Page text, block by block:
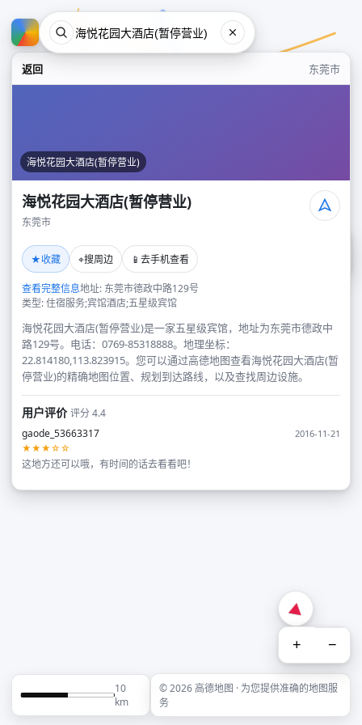
返回 东莞市
海悦花园大酒店(暂停营业)
海悦花园大酒店(暂停营业)
东莞市
★收藏 ⌖搜周边 📱 去手机查看
查看完整信息地址: 东莞市德政中路129号
类型: 住宿服务;宾馆酒店;五星级宾馆
海悦花园大酒店(暂停营业)是一家五星级宾馆，地址为东莞市德政中
路129号。电话：0769-85318888。地理坐标：
22.814180,113.823915。您可以通过高德地图查看海悦花园大酒店(暂
停营业)的精确地图位置、规划到达路线，以及查找周边设施。
用户评价评分 4.4
gaode_53663317
2016-11-21
★★★☆☆
这地方还可以哦，有时间的话去看看吧！
+ −
10
km
© 2026 高德地图 · 为您提供准确的地图服
务